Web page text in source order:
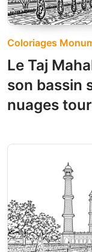
Coloriages
Le Taj
son bassin
nuages